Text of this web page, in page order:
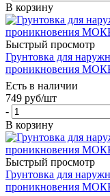
В корзину
Быстрый просмотр
Грунтовка для
проникновения
Есть в наличии
749 руб/шт
-
В корзину
Быстрый просмотр
Грунтовка для
проникновения